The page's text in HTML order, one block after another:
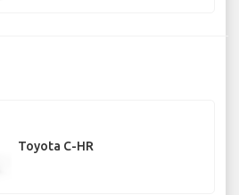
Toyota C-HR